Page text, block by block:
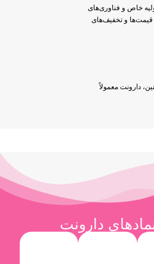
خاص و فناوری‌های
قیمت‌ها و تخفیف‌های
دارونت معمولاً
دارونت